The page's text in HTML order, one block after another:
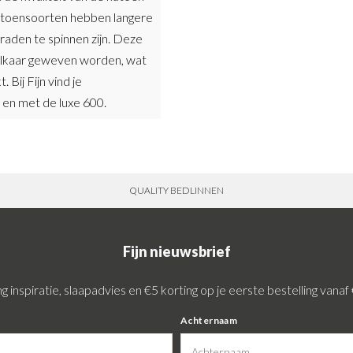
hebben langere
te spinnen zijn. Deze
geweven worden, wat
Bij Fijn vind je
met de luxe 600.
QUALITY BEDLINNEN
Fijn nieuwsbrief
inspiratie, slaapadvies en €5 korting op je eerste bestelling vanaf
Achternaam